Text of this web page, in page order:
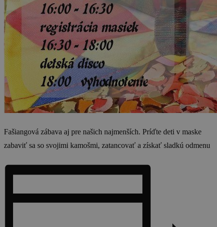
Fašiangová zábava aj pre našich najmenších. Príďte deti v maske
zabaviť sa so svojimi kamošmi, zatancovať a získať sladkú odmenu